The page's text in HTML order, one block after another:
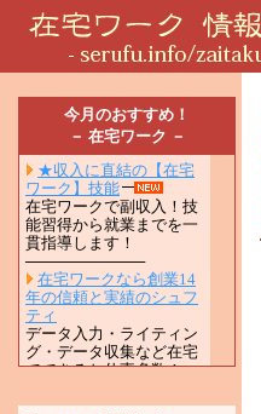
今月のおすすめ！
－ 在宅ワーク －